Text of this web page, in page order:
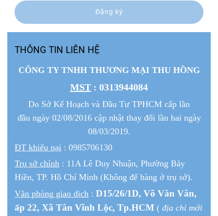
Đăng ký
THÔNG TIN LIÊN HỆ
CÔNG TY TNHH THƯƠNG MẠI THU HỒNG
MST : 0313944084
Do Sở Kế Hoạch và Đầu Tư TPHCM cấp lần
đầu ngày 02/08/2016 cập nhật thay đổi lần hai ngày
08/03/2019.
ĐT khiếu nại : 0985706130
Trụ sở chính : 11A Lê Duy Nhuận, Phường Bảy
Hiền, TP. Hồ Chí Minh (Không để hàng ở trụ sở).
Văn phòng giao dịch : D15/26/1D, Võ Văn Vân,
ấp 22, Xã Tân Vĩnh Lộc, Tp.HCM ( địa chỉ mới